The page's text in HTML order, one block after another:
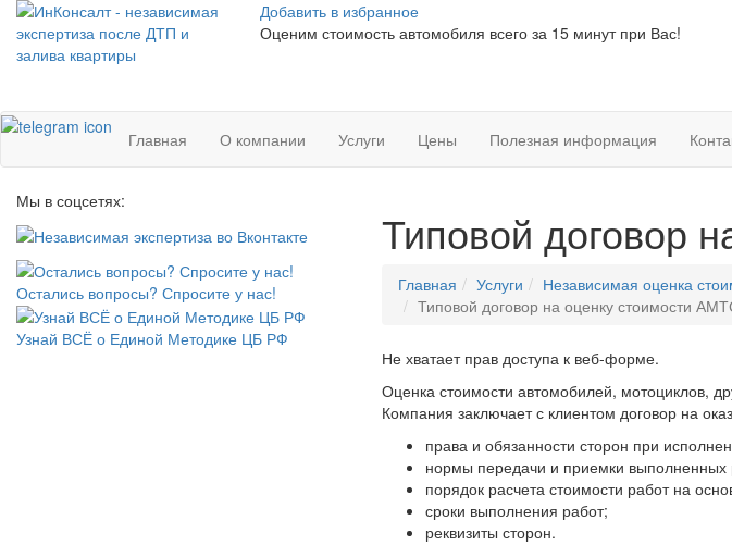
Добавить в избранное
Оценим стоимость автомобиля всего за 15 минут при Вас!
Главная О компании Услуги Цены Полезная информация
Типовой договор
Главная Услуги Независимая оценка
Типовой договор на оценку стоимости
Не хватает прав доступа к веб-форме.
Оценка стоимости автомобилей, мотоциклов,
Компания заключает с клиентом договор на
права и обязанности сторон при
нормы передачи и приемки выполненных
порядок расчета стоимости работ на
сроки выполнения работ;
реквизиты сторон.
Мы в соцсетях:
Остались вопросы? Спросите у нас!
Узнай ВСЁ о Единой Методике ЦБ РФ